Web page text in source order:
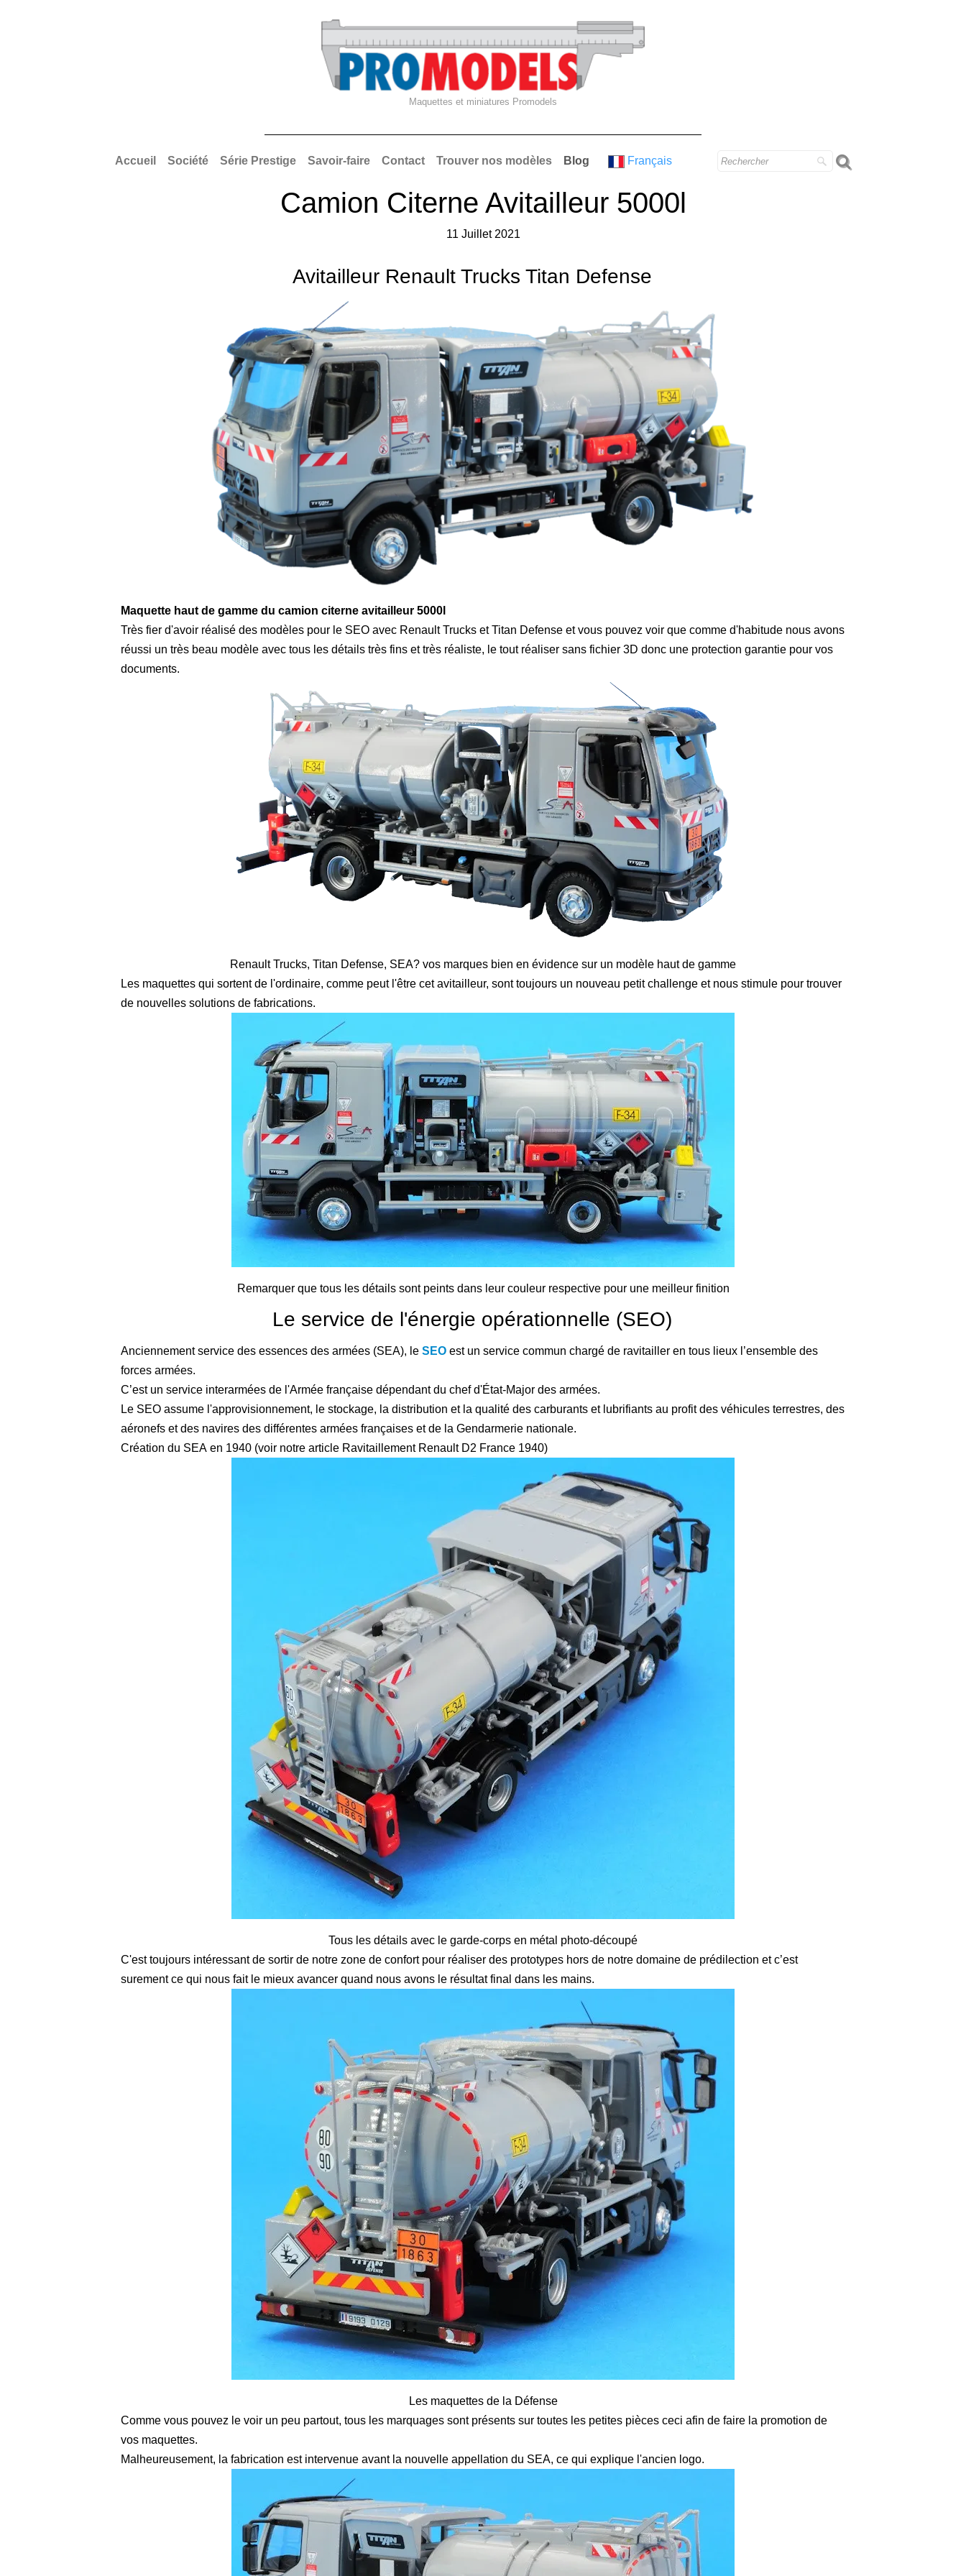
Maquettes et miniatures Promodels
Accueil Société Série Prestige Savoir-faire Contact Trouver nos modèles Blog Français
Camion Citerne Avitailleur 5000l
11 Juillet 2021
Avitailleur Renault Trucks Titan Defense
Maquette haut de gamme du camion citerne avitailleur 5000l
Très fier d'avoir réalisé des modèles pour le SEO avec Renault Trucks et Titan Defense et vous pouvez voir que comme d'habitude nous avons
réussi un très beau modèle avec tous les détails très fins et très réaliste, le tout réaliser sans fichier 3D donc une protection garantie pour vos
documents.
Renault Trucks, Titan Defense, SEA? vos marques bien en évidence sur un modèle haut de gamme
Les maquettes qui sortent de l'ordinaire, comme peut l'être cet avitailleur, sont toujours un nouveau petit challenge et nous stimule pour trouver
de nouvelles solutions de fabrications.
Remarquer que tous les détails sont peints dans leur couleur respective pour une meilleur finition
Le service de l'énergie opérationnelle (SEO)
Anciennement service des essences des armées (SEA), le SEO est un service commun chargé de ravitailler en tous lieux l’ensemble des
forces armées.
C’est un service interarmées de l'Armée française dépendant du chef d'État-Major des armées.
Le SEO assume l'approvisionnement, le stockage, la distribution et la qualité des carburants et lubrifiants au profit des véhicules terrestres, des
aéronefs et des navires des différentes armées françaises et de la Gendarmerie nationale.
Création du SEA en 1940 (voir notre article Ravitaillement Renault D2 France 1940)
Tous les détails avec le garde-corps en métal photo-découpé
C'est toujours intéressant de sortir de notre zone de confort pour réaliser des prototypes hors de notre domaine de prédilection et c’est
surement ce qui nous fait le mieux avancer quand nous avons le résultat final dans les mains.
Les maquettes de la Défense
Comme vous pouvez le voir un peu partout, tous les marquages sont présents sur toutes les petites pièces ceci afin de faire la promotion de
vos maquettes.
Malheureusement, la fabrication est intervenue avant la nouvelle appellation du SEA, ce qui explique l'ancien logo.